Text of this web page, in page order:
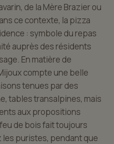
de la Mère Brazier ou
ce contexte, la pizza
: symbole du repas
auprès des résidents
En matière de
compte une belle
tenues par des
tables transalpines, mais
aux propositions
de bois fait toujours
puristes, pendant que